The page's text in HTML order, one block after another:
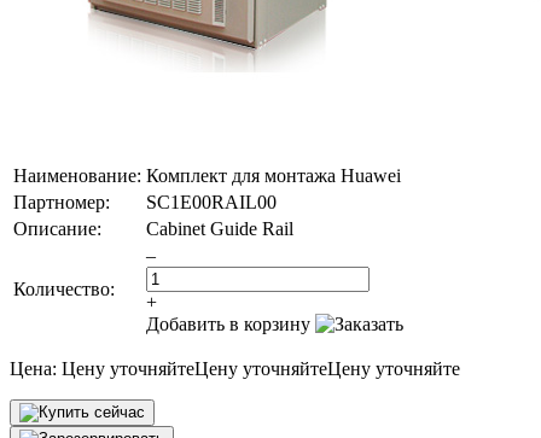
Наименование: Комплект для монтажа Huawei
Партномер:
SC1E00RAIL00
Описание:
Cabinet Guide Rail
Количество:
–
+
Добавить в корзину
Цена: Цену уточняйтеЦену уточняйтеЦену уточняйте